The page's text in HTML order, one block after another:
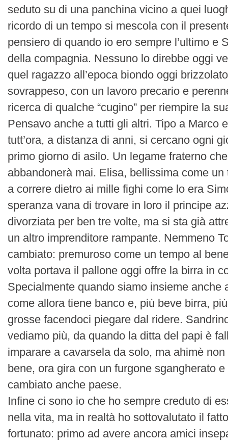
seduto su di una panchina vicino a quei
ricordo di un tempo si mescola con il
pensiero di quando io ero sempre l’ultimo e
della compagnia. Nessuno lo direbbe oggi
quel ragazzo all’epoca biondo oggi
sovrappeso, con un lavoro precario e
ricerca di qualche “cugino” per riempire la
Pensavo anche a tutti gli altri. Tipo a Marco
tutt’ora, a distanza di anni, si cercano ogni
primo giorno di asilo. Un legame fraterno
abbandonerà mai. Elisa, bellissima come un
a correre dietro ai mille fighi come lo era
speranza vana di trovare in loro il principe
divorziata per ben tre volte, ma si sta già
un altro imprenditore rampante. Nemmeno
cambiato: premuroso come un tempo al
volta portava il pallone oggi offre la birra in
Specialmente quando siamo insieme anche
come allora tiene banco e, più beve birra,
grosse facendoci piegare dal ridere.
vediamo più, da quando la ditta del papi è
imparare a cavarsela da solo, ma ahimè
bene, ora gira con un furgone sgangherato
cambiato anche paese.
Infine ci sono io che ho sempre creduto di
nella vita, ma in realtà ho sottovalutato il
fortunato: primo ad avere ancora amici